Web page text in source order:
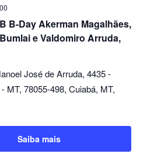
B-Day Akerman Magalhães,
e Valdomiro Arruda,
José de Arruda, 4435 -
MT, 78055-498, Cuiabá, MT,
Saiba mais